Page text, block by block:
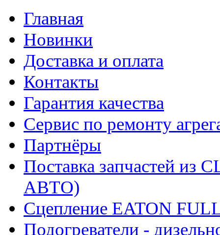
Главная
Новинки
Доставка и оплата
Контакты
Гарантия качества
Сервис по ремонту
Партнёры
Поставка запчастей
АВТО)
Сцепление EATON
Подогреватели -